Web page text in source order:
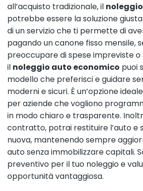
all’acquisto tradizionale, il
potrebbe essere la soluzione
di un servizio che ti permette di
pagando un canone fisso mensile,
preoccupare di spese impreviste o
il noleggio auto economico puoi
modello che preferisci e guidare
moderni e sicuri. È un’opzione
per aziende che vogliono
in modo chiaro e trasparente.
contratto, potrai restituire l’auto e
nuova, mantenendo sempre
auto senza immobilizzare capitali.
preventivo per il tuo noleggio e
opportunità vantaggiosa.